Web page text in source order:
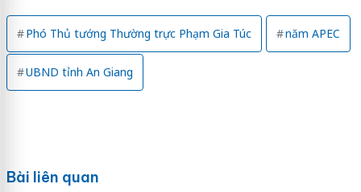
Phó Thủ tướng Thường trực Phạm Gia Túc năm APEC
UBND tỉnh An Giang
Bài liên quan